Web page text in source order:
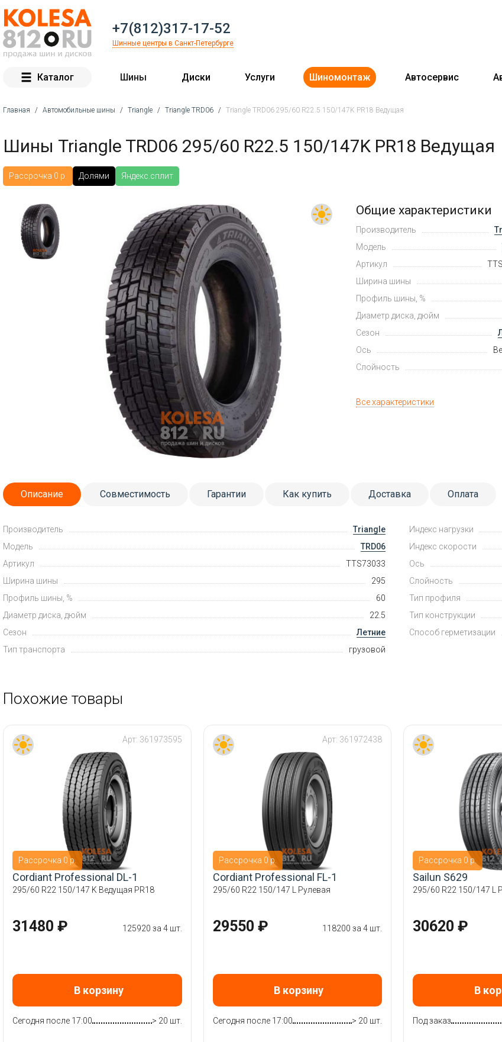
+7(812)317-17-52
Шинные центры в Санкт-Петербурге
Каталог Шины Диски Услуги Шиномонтаж Автосервис
Главная / Автомобильные шины / Triangle / Triangle TRD06 / Triangle TRD06 295/60 R22.5 150/147K PR18 Ведущая
Шины Triangle TRD06 295/60 R22.5 150/147K PR18 Ведущая
Рассрочка 0 р. Долями Яндекс.сплит
Общие характеристики
Производитель
Модель
Артикул
Ширина шины
Профиль шины, %
Диаметр диска, дюйм
Сезон
Ось
Слойность
Все характеристики
Описание Совместимость Гарантии Как купить Доставка Оплата
Производитель
Triangle
Модель
TRD06
Артикул
TTS73033
Ширина шины
295
Профиль шины, %
60
Диаметр диска, дюйм
22.5
Сезон
Летние
Тип транспорта
грузовой
Индекс нагрузки
Индекс скорости
Ось
Слойность
Тип профиля
Тип конструкции
Способ герметизации
Похожие товары
Рассрочка 0 р.
Арт: 361973595
Cordiant Professional DL-1
295/60 R22 150/147 K Ведущая PR18
31480 ₽ 125920 за 4 шт.
В корзину
Сегодня после 17:00 > 20 шт.
Рассрочка 0 р.
Арт: 361972438
Cordiant Professional FL-1
295/60 R22 150/147 L Рулевая
29550 ₽ 118200 за 4 шт.
В корзину
Сегодня после 17:00 > 20 шт.
Рассрочка 0 р.
Sailun S629
295/60 R22 150/147 L
30620 ₽
В
Под заказ